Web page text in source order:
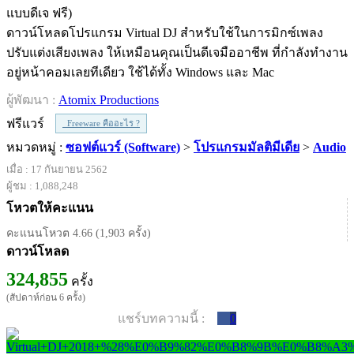
ดาวน์โหลดโปรแกรม Virtual DJ สำหรับใช้ในการมิกซ์เพลง
ปรับแต่งเสียงเพลง ให้เหมือนคุณเป็นดีเจมืออาชีพ ที่กำลังทำงาน
อยู่หน้าคอมเลยทีเดียว ใช้ได้ทั้ง Windows และ Mac
ผู้พัฒนา : Atomix Productions
ฟรีแวร์
Freeware คืออะไร ?
หมวดหมู่ : ซอฟต์แวร์ (Software) > โปรแกรมมัลติมีเดีย > Audio
เมื่อ : 17 กันยายน 2562
ผู้ชม : 1,088,248
โหวตให้คะแนน
คะแนนโหวต 4.66 (1,903 ครั้ง)
ดาวน์โหลด
324,855 ครั้ง
(สัปดาห์ก่อน 6 ครั้ง)
แชร์บทความนี้ : 0